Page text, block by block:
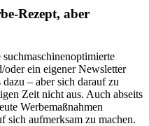
Rezept, aber
ein eigener Newsletter
– aber sich darauf zu
Zeit nicht aus. Auch abseits
Werbemaßnahmen
sich aufmerksam zu machen.